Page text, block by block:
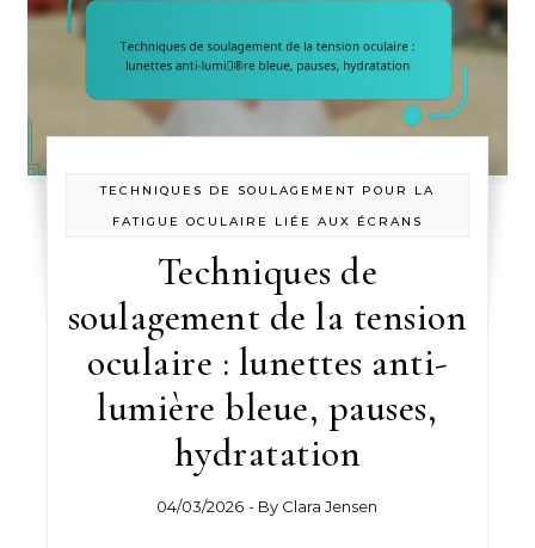
TECHNIQUES DE SOULAGEMENT POUR LA
FATIGUE OCULAIRE LIÉE AUX ÉCRANS
Techniques de
soulagement de la tension
oculaire : lunettes anti-
lumière bleue, pauses,
hydratation
04/03/2026 - By Clara Jensen